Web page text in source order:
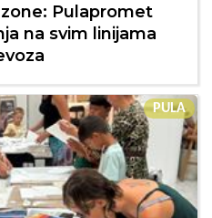
Pulapromet
na svim linijama
PULA